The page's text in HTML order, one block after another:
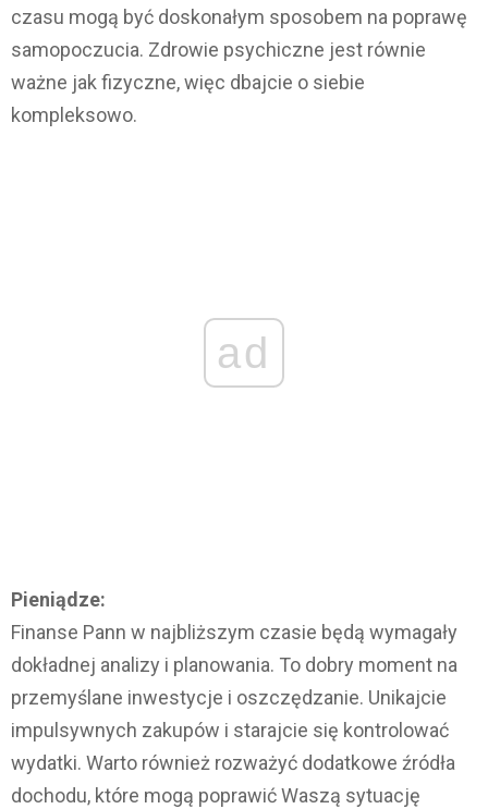
czasu mogą być doskonałym sposobem na poprawę
samopoczucia. Zdrowie psychiczne jest równie
ważne jak fizyczne, więc dbajcie o siebie
kompleksowo.
ad
Pieniądze:
Finanse Pann w najbliższym czasie będą wymagały
dokładnej analizy i planowania. To dobry moment na
przemyślane inwestycje i oszczędzanie. Unikajcie
impulsywnych zakupów i starajcie się kontrolować
wydatki. Warto również rozważyć dodatkowe źródła
dochodu, które mogą poprawić Waszą sytuację